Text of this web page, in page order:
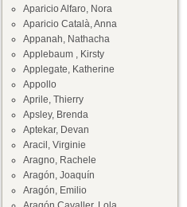
Aparicio Alfaro, Nora
Aparicio Català, Anna
Appanah, Nathacha
Applebaum , Kirsty
Applegate, Katherine
Appollo
Aprile, Thierry
Apsley, Brenda
Aptekar, Devan
Aracil, Virginie
Aragno, Rachele
Aragón, Joaquín
Aragón, Emilio